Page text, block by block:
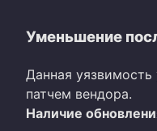
Уменьшение
Данная
патчем вендора.
Наличие